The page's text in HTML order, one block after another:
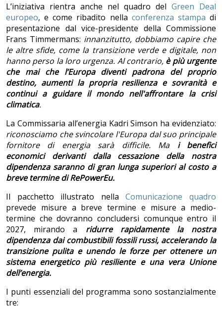
L’iniziativa rientra anche nel quadro del Green Deal
europeo, e come ribadito nella conferenza stampa di
presentazione dal vice-presidente della Commissione
Frans Timmermans: innanzitutto, dobbiamo capire che
le altre sfide, come la transizione verde e digitale, non
hanno perso la loro urgenza. Al contrario, è più urgente
che mai che l’Europa diventi padrona del proprio
destino, aumenti la propria resilienza e sovranità e
continui a guidare il mondo nell'affrontare la crisi
climatica.
La Commissaria all’energia Kadri Simson ha evidenziato:
riconosciamo che svincolare l'Europa dal suo principale
fornitore di energia sarà difficile. Ma i benefici
economici derivanti dalla cessazione della nostra
dipendenza saranno di gran lunga superiori al costo a
breve termine di RePowerEu.
Il pacchetto illustrato nellaComunicazione quadro
prevede misure a breve termine e misure a medio-
termine che dovranno concludersi comunque entro il
2027, mirando a ridurre rapidamente la nostra
dipendenza dai combustibili fossili russi, accelerando la
transizione pulita e unendo le forze per ottenere un
sistema energetico più resiliente e una vera Unione
dell’energia.
I punti essenziali del programma sono sostanzialmente
tre: